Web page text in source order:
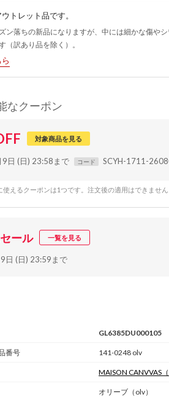
トレット品です。
ン落ちの新品になりますが、中には細かな傷や
（訳あり品を除く）。
なクーポン
対象商品を見る
9日 (日) 23:58まで コード SCYH-1711-
えるクーポンは1つです。注文後の適用はできません
ール 一覧を見る
日 (日) 23:59まで
GL6385DU000105
番号 141-0248 olv
MAISON CANVVAS
オリーブ（olv）